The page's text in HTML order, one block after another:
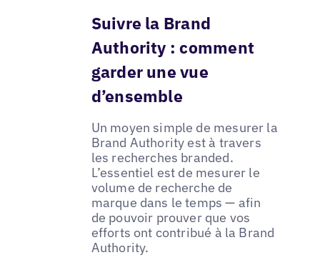
Suivre la Brand
Authority : comment
garder une vue
d’ensemble
Un moyen simple de mesurer la
Brand Authority est à travers
les recherches branded.
L’essentiel est de mesurer le
volume de recherche de
marque dans le temps — afin
de pouvoir prouver que vos
efforts ont contribué à la Brand
Authority.